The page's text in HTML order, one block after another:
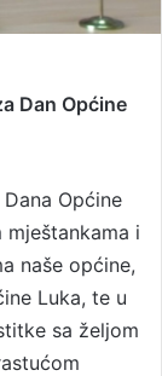
Dan Općine
Općine
mještankama i
naše općine,
Luka, te u
sa željom